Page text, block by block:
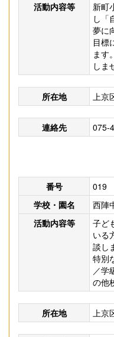
活動内容等
新町
し「
夢に
目標
ます
しま
所在地 上京
連絡先 075-
番号
019
学校・園名
西陣
活動内容等
子ど
いる
談し
特別
／学
の他
所在地 上京